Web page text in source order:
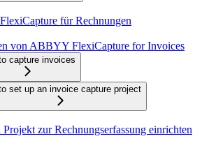
für Rechnungen
von ABBYY FlexiCapture for Invoices
capture invoices
set up an invoice capture project
Projekt zur Rechnungserfassung einrichten